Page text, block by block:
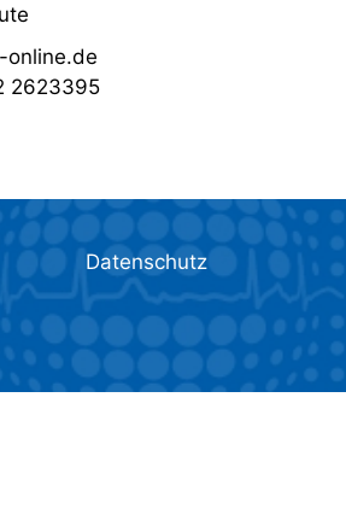
online.de
2623395
Datenschutz